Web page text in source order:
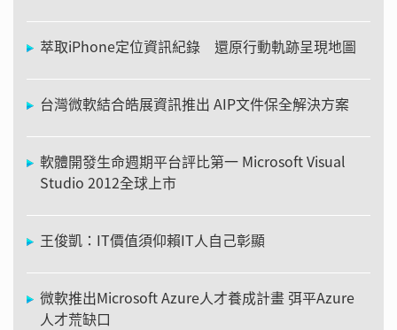
萃取iPhone定位資訊紀錄 還原行動軌跡呈現地圖
台灣微軟結合皓展資訊推出 AIP文件保全解決方案
軟體開發生命週期平台評比第一 Microsoft Visual
Studio 2012全球上市
王俊凱：IT價值須仰賴IT人自己彰顯
微軟推出Microsoft Azure人才養成計畫 弭平Azure
人才荒缺口